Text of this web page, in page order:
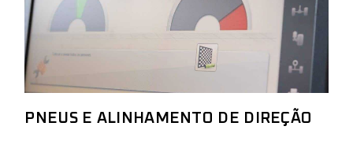
PNEUS E ALINHAMENTO DE DIREÇÃO